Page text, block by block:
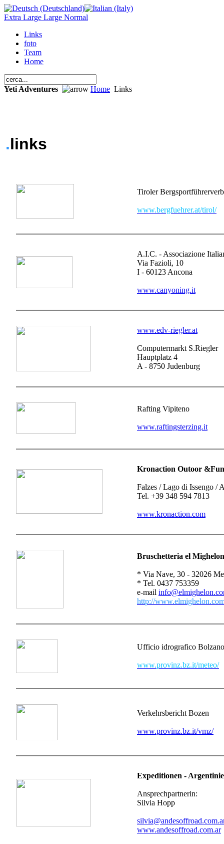
Extra Large Large Normal
Links
foto
Team
Home
Yeti Adventures Home Links
.links
Tiroler
www.bergfuehrer.at/tirol/
A.I.C. - Associazione
Via Fazioli, 10
I - 60123 Ancona
www.canyoning.it
www.edv-riegler.at
Computermarkt S.Riegler
Hauptplatz 4
A - 8750 Judenburg
Rafting Vipiteno
www.raftingsterzing.it
Kronaction Outoor
Falzes / Lago di Issengo /
Tel. +39 348 594 7813
www.kronaction.com
Bruschetteria el Mighelon
* Via Nave, 30 - 32026
* Tel. 0437 753359
e-mail
http://
Ufficio idrografico Bolzano
www.provinz.bz.it/meteo/
Verkehrsbericht Bozen
www.provinz.bz.it/vmz/
Expeditionen -
Ansprechpartnerin:
Silvia Hopp
www.andesoffroad.com.ar